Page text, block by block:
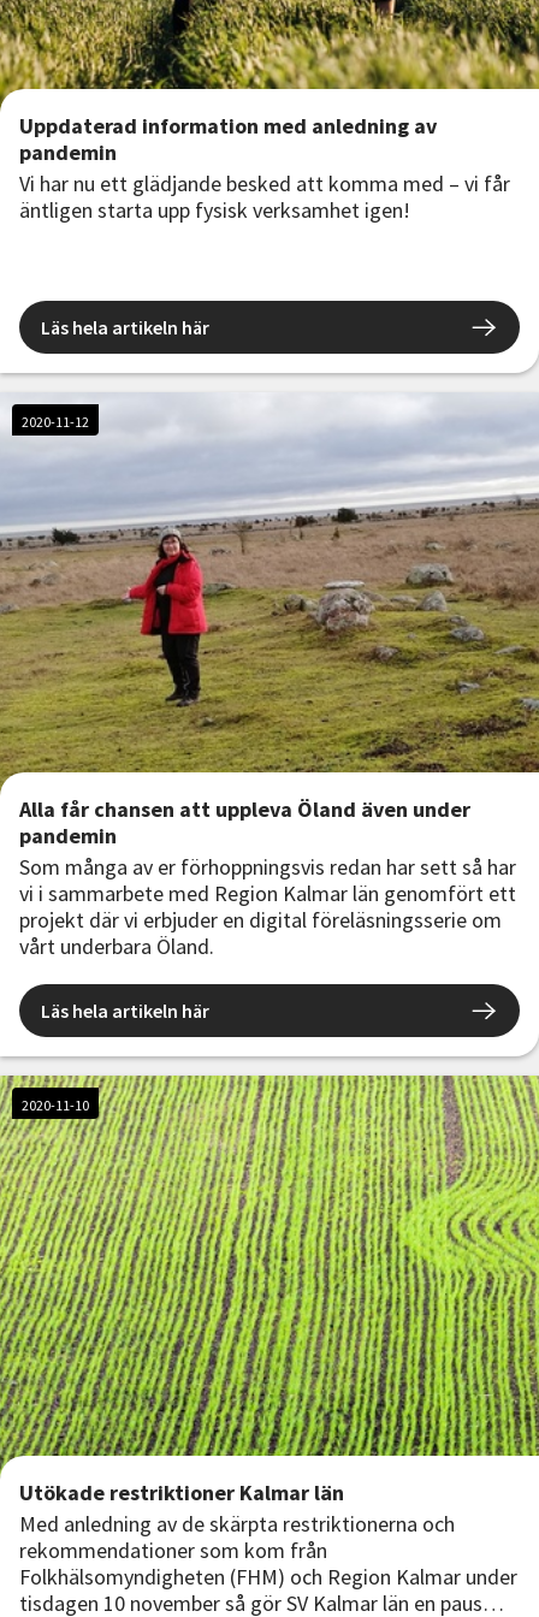
Uppdaterad information med anledning av
pandemin
Vi har nu ett glädjande besked att komma med – vi får
äntligen starta upp fysisk verksamhet igen!
Läs hela artikeln här
2020-11-12
Alla får chansen att uppleva Öland även under
pandemin
Som många av er förhoppningsvis redan har sett så har
vi i sammarbete med Region Kalmar län genomfört ett
projekt där vi erbjuder en digital föreläsningsserie om
vårt underbara Öland.
Läs hela artikeln här
2020-11-10
Utökade restriktioner Kalmar län
Med anledning av de skärpta restriktionerna och
rekommendationer som kom från
Folkhälsomyndigheten (FHM) och Region Kalmar under
tisdagen 10 november så gör SV Kalmar län en paus